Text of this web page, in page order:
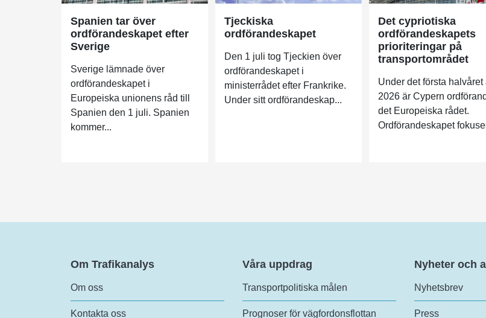
Spanien tar över
ordförandeskapet efter
Sverige
Sverige lämnade över
ordförandeskapet i
Europeiska unionens råd till
Spanien den 1 juli. Spanien
kommer...
Tjeckiska
ordförandeskapet
Den 1 juli tog Tjeckien över
ordförandeskapet i
ministerrådet efter Frankrike.
Under sitt ordförandeskap...
Det cypriotiska
ordförandeskapets
prioriteringar på
transportområdet
Under det första halvåret
2026 är Cypern
det Europeiska rådet.
Ordförandeskapet
Om Trafikanalys
Om oss
Kontakta oss
Våra uppdrag
Transportpolitiska målen
Prognoser för vägfordonsflottan
Nyheter och
Nyhetsbrev
Press